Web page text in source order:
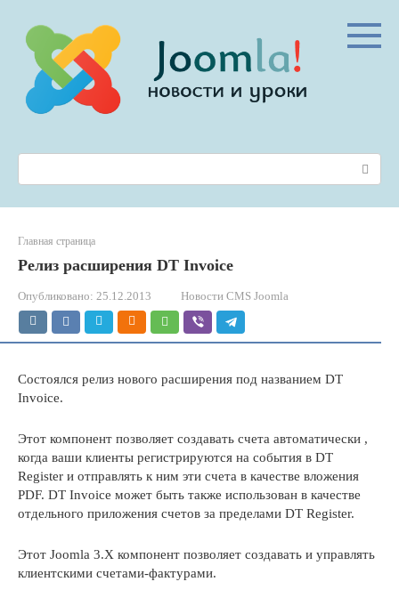
контенту
Главная страница
Релиз расширения DT Invoice
Опубликовано: 25.12.2013 Новости CMS Joomla
Состоялся релиз нового расширения под названием DT
Invoice.
Этот компонент позволяет создавать счета автоматически ,
когда ваши клиенты регистрируются на события в DT
Register и отправлять к ним эти счета в качестве вложения
PDF. DT Invoice может быть также использован в качестве
отдельного приложения счетов за пределами DT Register.
Этот Joomla 3.X компонент позволяет создавать и управлять
клиентскими счетами-фактурами.